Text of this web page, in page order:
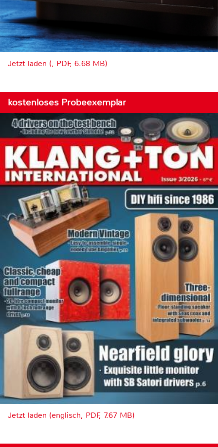
Jetzt laden (, PDF, 6.68 MB)
kostenloses Probeexemplar
Jetzt laden (englisch, PDF, 7.67 MB)